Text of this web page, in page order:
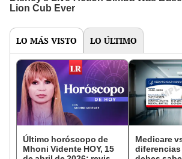
LO MÁS VISTO LO ÚLTIMO
Último horóscopo de
Mhoni Vidente HOY, 15
Medicare
diferencias